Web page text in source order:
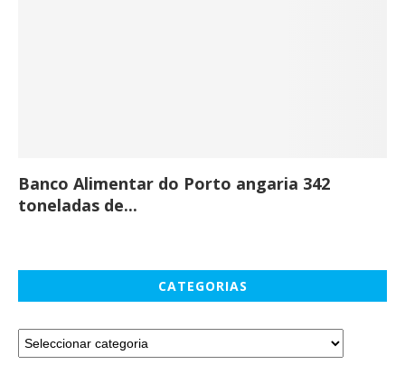
Banco Alimentar do Porto angaria 342
toneladas de...
CATEGORIAS